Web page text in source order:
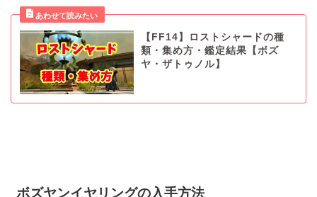
【FF14】ロストシャードの種
類・集め方・鑑定結果【ボズ
ヤ・ザトゥノル】
ボズヤンイヤリングの入手方法